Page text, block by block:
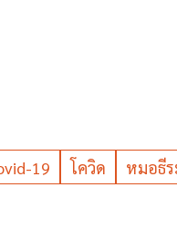
19 โควิด
หมอธี